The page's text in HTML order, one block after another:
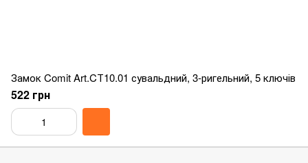
Замок Comit Art.CТ10.01 сувальдний, 3-ригельний, 5 ключів
522 грн